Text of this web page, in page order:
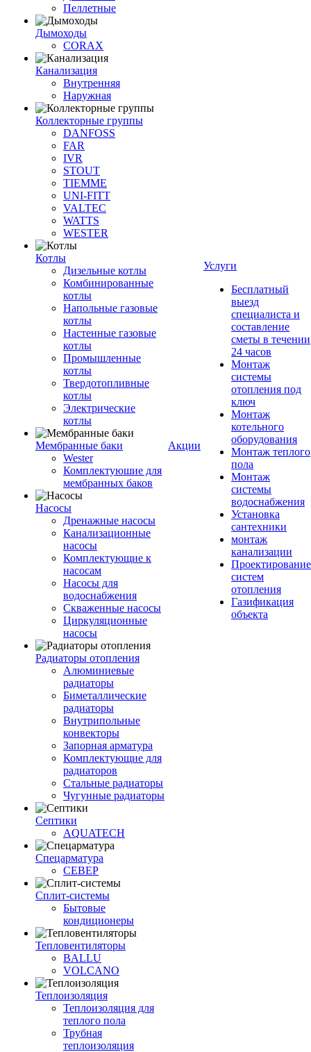
Пеллетные
Дымоходы
CORAX
Канализация
Внутренняя
Наружная
Коллекторные группы
DANFOSS
FAR
IVR
STOUT
TIEMME
UNI-FITT
VALTEC
WATTS
WESTER
Котлы
Дизельные котлы
Комбинированные
котлы
Напольные газовые
котлы
Настенные газовые
котлы
Промышленные
котлы
Твердотопливные
котлы
Электрические
котлы
Мембранные баки
Wester
Комплектуюшие для
мембранных баков
Насосы
Дренажные насосы
Канализационные
насосы
Комплектующие к
насосам
Насосы для
водоснабжения
Скваженные насосы
Циркуляционные
насосы
Радиаторы отопления
Алюминиевые
радиаторы
Биметаллические
радиаторы
Внутрипольные
конвекторы
Запорная арматура
Комплектующие для
радиаторов
Стальные радиаторы
Чугунные радиаторы
Септики
AQUATECH
Спецарматура
СЕВЕР
Сплит-системы
Бытовые
кондиционеры
Тепловентиляторы
BALLU
VOLCANO
Теплоизоляция
Теплоизоляция для
теплого пола
Трубная
теплоизоляция
Акции
Услуги
Бесплатный
выезд
специалиста и
составление
сметы в течении
24 часов
Монтаж
системы
отопления под
ключ
Монтаж
котельного
оборудования
Монтаж теплого
пола
Монтаж
системы
водоснабжения
Установка
сантехники
монтаж
канализации
Проектирование
систем
отопления
Газификация
объекта